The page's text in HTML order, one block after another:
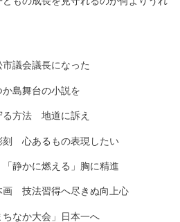
会議長になった
舞台の小説を
法 地道に訴え
心あるもの表現したい
かに燃える」胸に精進
法習得へ尽きぬ向上心
か大会」日本一へ